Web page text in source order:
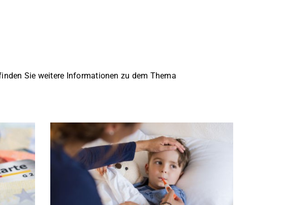
Sie weitere Informationen zu dem Thema